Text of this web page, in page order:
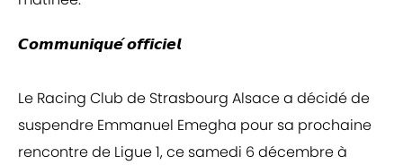
𝘾𝙤𝙢𝙢𝙪𝙣𝙞𝙦𝙪𝙚́ 𝙤𝙛𝙛𝙞𝙘𝙞𝙚𝙡
Le Racing Club de Strasbourg Alsace a décidé de
suspendre Emmanuel Emegha pour sa prochaine
rencontre de Ligue 1, ce samedi 6 décembre à